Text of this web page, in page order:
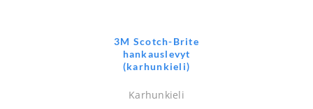
3M Scotch-Brite
hankauslevyt
(karhunkieli)
Karhunkieli